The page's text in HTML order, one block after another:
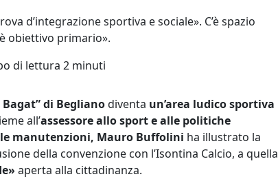
d’integrazione sportiva e sociale». C’è spazio
obiettivo primario».
di lettura 2 minuti
di Beglianodiventa un’area ludico sportiva
all’assessore allo sport e alle politiche
manutenzioni, Mauro Buffolini ha illustrato la
della convenzione con l’Isontina Calcio, a quella
aperta alla cittadinanza.